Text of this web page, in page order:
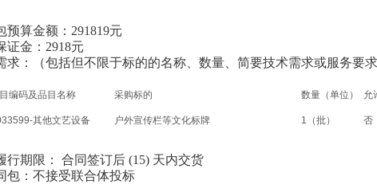
金额：291819元
：2918元
包括但不限于标的的名称、数量、简要技术需求或服务要求
编码及品目名称 采购标的 数量（单位） 允
其他文艺设备 户外宣传栏等文化标牌 1（批） 否
限： 合同签订后 (15) 天内交货
不接受联合体投标